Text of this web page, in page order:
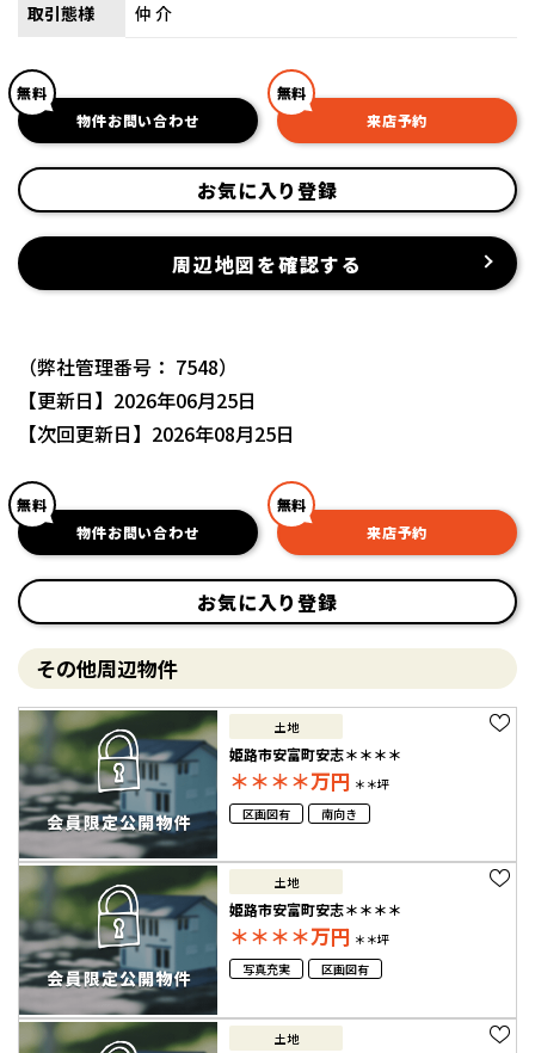
取引態様 仲介
無料
物件お問い合わせ
無料
来店予約
お気に入り登録
周辺地図を確認する
（弊社管理番号： 7548）
【更新日】2026年06月25日
【次回更新日】2026年08月25日
無料
物件お問い合わせ
無料
来店予約
お気に入り登録
その他周辺物件
土地
姫路市安富町安志＊＊＊＊
＊＊＊＊万円 ＊＊坪
区画図有
南向き
土地
姫路市安富町安志＊＊＊＊
＊＊＊＊万円 ＊＊坪
写真充実
区画図有
土地